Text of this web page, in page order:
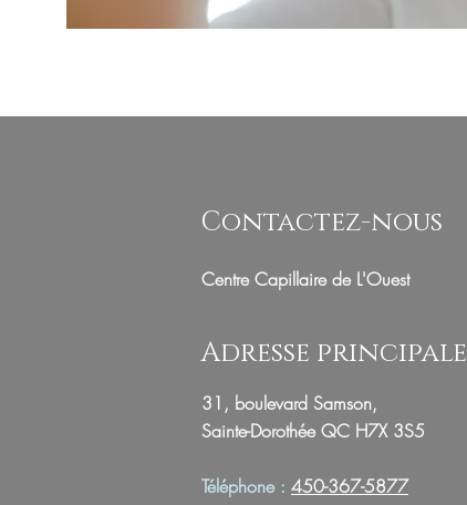
Contactez-nous
Centre Capillaire de L'Ouest
31, boulevard Samson,
Sainte-Dorothée QC H7X 3S5
Téléphone : 450-367-5877
Adresse principale